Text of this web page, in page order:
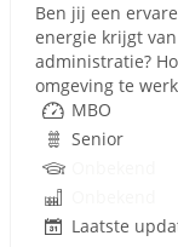
Ben jij een
energie krijgt
administratie?
omgeving te
MBO
Senior
Laatste